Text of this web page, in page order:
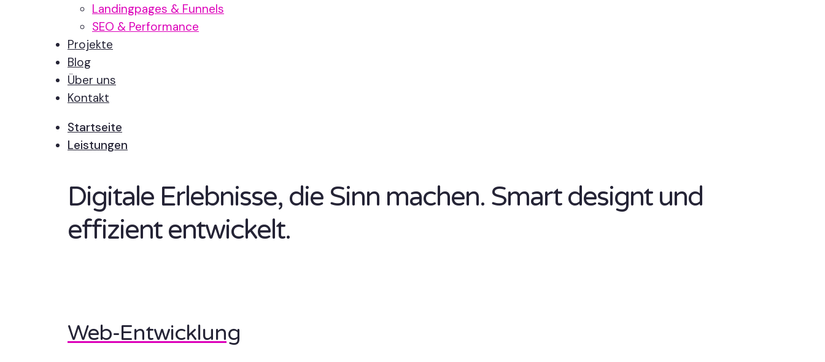
Landingpages & Funnels
SEO & Performance
Projekte
Blog
Über uns
Kontakt
Startseite
Leistungen
Digitale Erlebnisse, die Sinn machen. Smart designt und
effizient entwickelt.
Web-Entwicklung